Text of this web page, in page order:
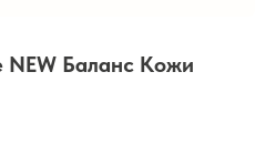
Баланс Кожи